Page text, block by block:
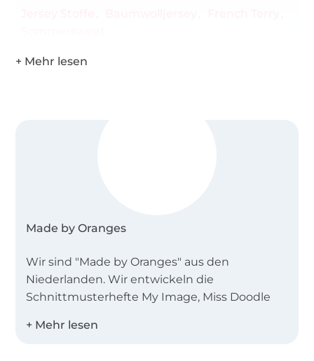
Made by Oranges
Wir sind "Made by Oranges" aus den
Niederlanden. Wir entwickeln die
Schnittmusterhefte My Image, Miss Doodle